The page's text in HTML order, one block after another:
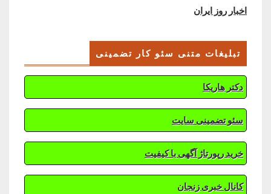
اخبار روز ایران
تبلیغات متنی سئو کار تضمینی
دکتر هاریکا
سئو تضمینی سایت
خرید رپورتاژ آگهی با کیفیت
کانال خبری زنجان